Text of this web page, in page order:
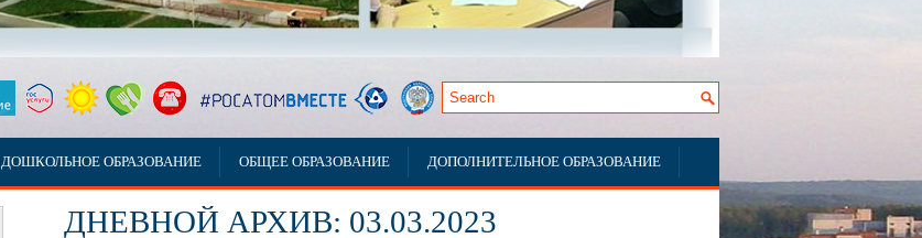
ДОШКОЛЬНОЕ ОБРАЗОВАНИЕ ОБЩЕЕ ОБРАЗОВАНИЕ ДОПОЛНИТЕЛЬНОЕ ОБРАЗОВАНИЕ
ДНЕВНОЙ АРХИВ: 03.03.2023